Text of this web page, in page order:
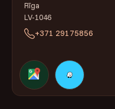
Rīga
LV-1046
+371 29175856